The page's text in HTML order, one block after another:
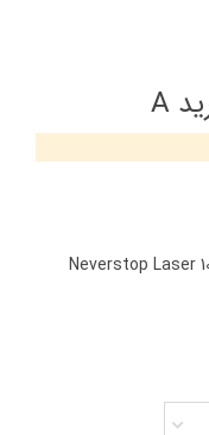
Neverstop Laser